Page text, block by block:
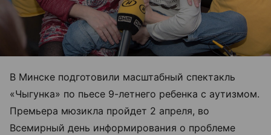
В Минске подготовили масштабный спектакль
«Чыгунка» по пьесе 9-летнего ребенка с аутизмом.
Премьера мюзикла пройдет 2 апреля, во
Всемирный день информирования о проблеме